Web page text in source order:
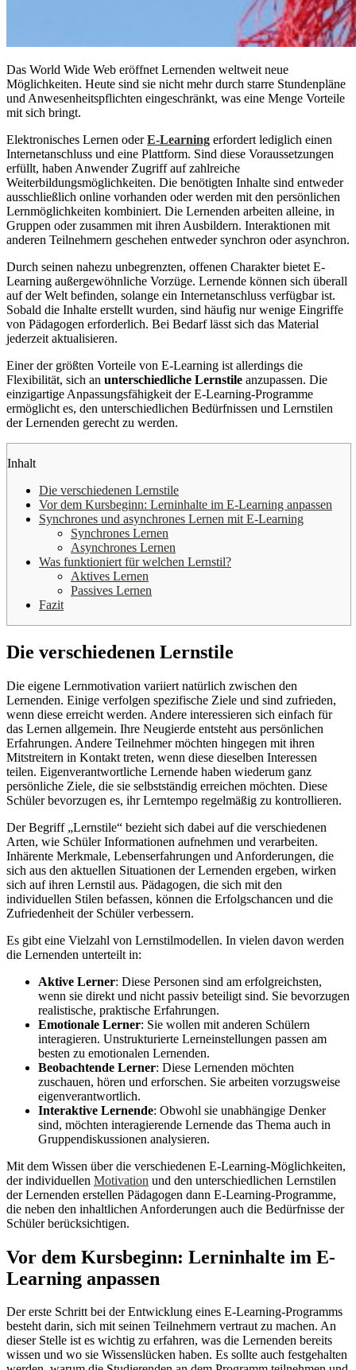
Das World Wide Web eröffnet Lernenden weltweit neue
Möglichkeiten. Heute sind sie nicht mehr durch starre Stundenpläne
und Anwesenheitspflichten eingeschränkt, was eine Menge Vorteile
mit sich bringt.
Elektronisches Lernen oderE-Learning erfordert lediglich einen
Internetanschluss und eine Plattform. Sind diese Voraussetzungen
erfüllt, haben Anwender Zugriff auf zahlreiche
Weiterbildungsmöglichkeiten. Die benötigten Inhalte sind entweder
ausschließlich online vorhanden oder werden mit den persönlichen
Lernmöglichkeiten kombiniert. Die Lernenden arbeiten alleine, in
Gruppen oder zusammen mit ihren Ausbildern. Interaktionen mit
anderen Teilnehmern geschehen entweder synchron oder asynchron.
Durch seinen nahezu unbegrenzten, offenen Charakter bietet E-
Learning außergewöhnliche Vorzüge. Lernende können sich überall
auf der Welt befinden, solange ein Internetanschluss verfügbar ist.
Sobald die Inhalte erstellt wurden, sind häufig nur wenige Eingriffe
von Pädagogen erforderlich. Bei Bedarf lässt sich das Material
jederzeit aktualisieren.
Einer der größten Vorteile von E-Learning ist allerdings die
Flexibilität, sich an unterschiedliche Lernstile anzupassen. Die
einzigartige Anpassungsfähigkeit der E-Learning-Programme
ermöglicht es, den unterschiedlichen Bedürfnissen und Lernstilen
der Lernenden gerecht zu werden.
Inhalt
Die verschiedenen Lernstile
Vor dem Kursbeginn: Lerninhalte im E-Learning anpassen
Synchrones und asynchrones Lernen mit E-Learning
Synchrones Lernen
Asynchrones Lernen
Was funktioniert für welchen Lernstil?
Aktives Lernen
Passives Lernen
Fazit
Die verschiedenen Lernstile
Die eigene Lernmotivation variiert natürlich zwischen den
Lernenden. Einige verfolgen spezifische Ziele und sind zufrieden,
wenn diese erreicht werden. Andere interessieren sich einfach für
das Lernen allgemein. Ihre Neugierde entsteht aus persönlichen
Erfahrungen. Andere Teilnehmer möchten hingegen mit ihren
Mitstreitern in Kontakt treten, wenn diese dieselben Interessen
teilen. Eigenverantwortliche Lernende haben wiederum ganz
persönliche Ziele, die sie selbstständig erreichen möchten. Diese
Schüler bevorzugen es, ihr Lerntempo regelmäßig zu kontrollieren.
Der Begriff „Lernstile“ bezieht sich dabei auf die verschiedenen
Arten, wie Schüler Informationen aufnehmen und verarbeiten.
Inhärente Merkmale, Lebenserfahrungen und Anforderungen, die
sich aus den aktuellen Situationen der Lernenden ergeben, wirken
sich auf ihren Lernstil aus. Pädagogen, die sich mit den
individuellen Stilen befassen, können die Erfolgschancen und die
Zufriedenheit der Schüler verbessern.
Es gibt eine Vielzahl von Lernstilmodellen. In vielen davon werden
die Lernenden unterteilt in:
Aktive Lerner: Diese Personen sind am erfolgreichsten,
wenn sie direkt und nicht passiv beteiligt sind. Sie bevorzugen
realistische, praktische Erfahrungen.
Emotionale Lerner: Sie wollen mit anderen Schülern
interagieren. Unstrukturierte Lerneinstellungen passen am
besten zu emotionalen Lernenden.
Beobachtende Lerner: Diese Lernenden möchten
zuschauen, hören und erforschen. Sie arbeiten vorzugsweise
eigenverantwortlich.
Interaktive Lernende: Obwohl sie unabhängige Denker
sind, möchten interagierende Lernende das Thema auch in
Gruppendiskussionen analysieren.
Mit dem Wissen über die verschiedenen E-Learning-Möglichkeiten,
der individuellen Motivation und den unterschiedlichen Lernstilen
der Lernenden erstellen Pädagogen dann E-Learning-Programme,
die neben den inhaltlichen Anforderungen auch die Bedürfnisse der
Schüler berücksichtigen.
Vor dem Kursbeginn: Lerninhalte im E-
Learning anpassen
Der erste Schritt bei der Entwicklung eines E-Learning-Programms
besteht darin, sich mit seinen Teilnehmern vertraut zu machen. An
dieser Stelle ist es wichtig zu erfahren, was die Lernenden bereits
wissen und wo sie Wissenslücken haben. Es sollte auch festgehalten